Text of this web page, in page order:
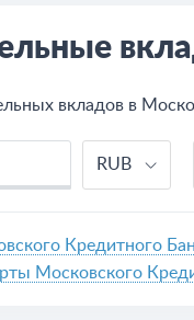
вкладов в
RUB
Кредитного
Московского